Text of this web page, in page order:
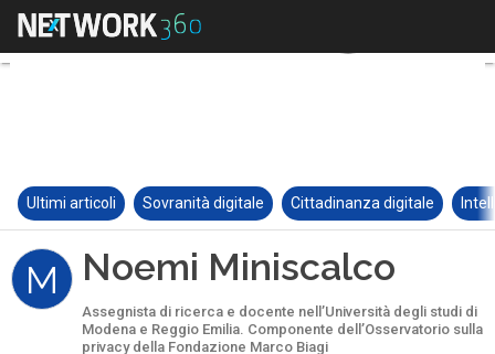
Ultimi articoli Sovranità digitale Cittadinanza digitale
M Noemi Miniscalco
Assegnista di ricerca e docente nell’Università degli studi di
Modena e Reggio Emilia. Componente dell’Osservatorio sulla
privacy della Fondazione Marco Biagi